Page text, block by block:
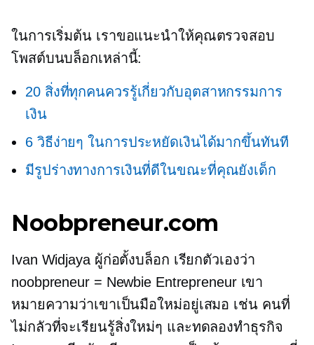
ในการเริ่มต้น เราขอแนะนำให้คุณตรวจสอบ
โพสต์บนบล็อกเหล่านี้:
20 สิ่งที่ทุกคนควรรู้เกี่ยวกับอุตสาหกรรมการ
เงิน
6 วิธีง่ายๆ ในการประหยัดเงินได้มากขึ้นทันที
มีรูปร่างทางการเงินที่ดีในขณะที่คุณยังเด็ก
Noobpreneur.com
Ivan Widjaya ผู้ก่อตั้งบล็อก เรียกตัวเองว่า
noobpreneur = Newbie Entrepreneur เขา
หมายความว่าเขาเป็นมือใหม่อยู่เสมอ เช่น คนที่
ไม่กลัวที่จะเรียนรู้สิ่งใหม่ๆ และทดลองทำธุรกิจ